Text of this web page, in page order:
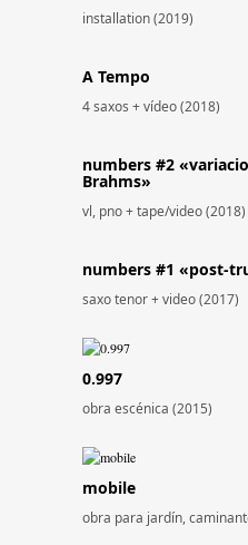
installation (2019)
A Tempo
4 saxos + vídeo (2018)
numbers #2
Brahms»
vl, pno + tape/video (2018)
numbers #1 «post-
saxo tenor + video (2017)
0.997
obra escénica (2015)
mobile
obra para jardín,